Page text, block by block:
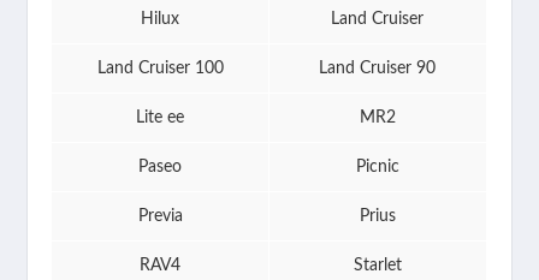
Hilux Land Cruiser
Land Cruiser 100 Land Cruiser 90
Lite ee MR2
Paseo Picnic
Previa Prius
RAV4 Starlet